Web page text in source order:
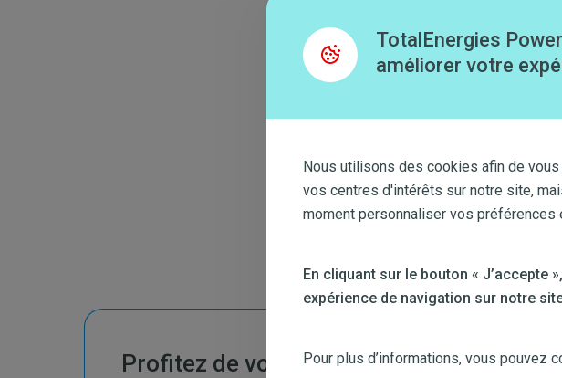
Profitez de votre réduction dès
TotalEnergies
améliorer votre
Nous utilisons des cookies afin de
vos centres d'intérêts sur notre site,
moment personnaliser vos préférences
En cliquant sur le bouton «
expérience de navigation sur notre
Pour plus d’informations, vous pouvez